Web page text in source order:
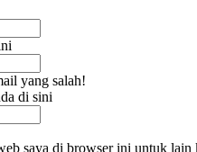
yang salah!
di sini
saya di browser ini untuk lain